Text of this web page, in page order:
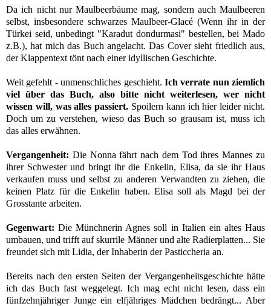
Da ich nicht nur Maulbeerbäume mag, sondern auch Maulbeeren
selbst, insbesondere schwarzes Maulbeer-Glacé (Wenn ihr in der
Türkei seid, unbedingt "Karadut dondurmasi" bestellen, bei Mado
z.B.), hat mich das Buch angelacht. Das Cover sieht friedlich aus,
der Klappentext tönt nach einer idyllischen Geschichte.
Weit gefehlt - unmenschliches geschieht. Ich verrate nun ziemlich
viel über das Buch, also bitte nicht weiterlesen, wer nicht
wissen will, was alles passiert. Spoilern kann ich hier leider nicht.
Doch um zu verstehen, wieso das Buch so grausam ist, muss ich
das alles erwähnen.
Vergangenheit: Die Nonna fährt nach dem Tod ihres Mannes zu
ihrer Schwester und bringt ihr die Enkelin, Elisa, da sie ihr Haus
verkaufen muss und selbst zu anderen Verwandten zu ziehen, die
keinen Platz für die Enkelin haben. Elisa soll als Magd bei der
Grosstante arbeiten.
Gegenwart:Die Münchnerin Agnes soll in Italien ein altes Haus
umbauen, und trifft auf skurrile Männer und alte Radierplatten... Sie
freundet sich mit Lidia, der Inhaberin der Pasticcheria an.
Bereits nach den ersten Seiten der Vergangenheitsgeschichte hätte
ich das Buch fast weggelegt. Ich mag echt nicht lesen, dass ein
fünfzehnjähriger Junge ein elfjähriges Mädchen bedrängt... Aber